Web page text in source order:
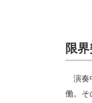
限
演奏
働。そ